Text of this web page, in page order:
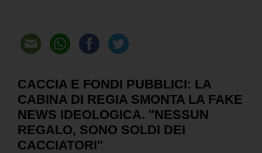
CACCIA E FONDI PUBBLICI: LA
CABINA DI REGIA SMONTA LA FAKE
NEWS IDEOLOGICA. "NESSUN
REGALO, SONO SOLDI DEI
CACCIATORI"